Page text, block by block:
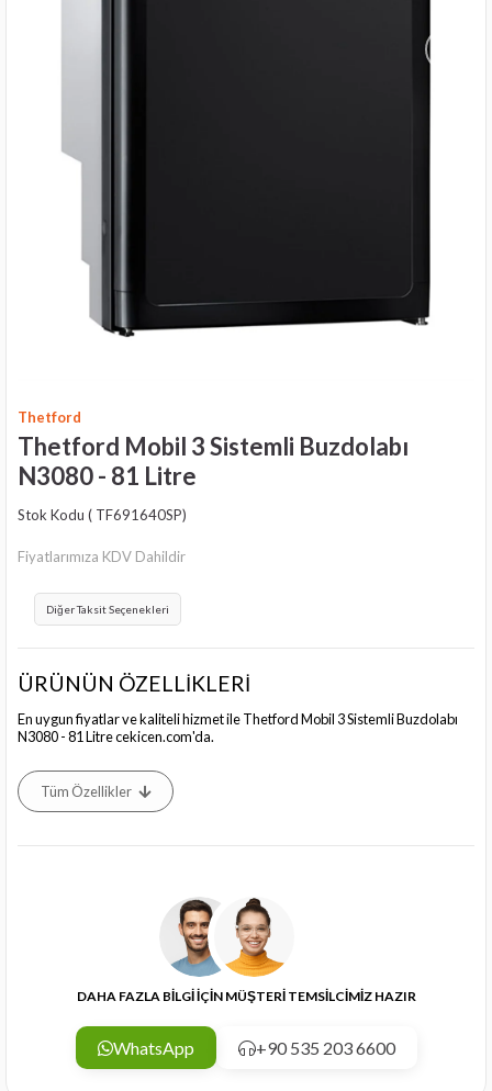
Thetford
Thetford Mobil 3 Sistemli Buzdolabı
N3080 - 81 Litre
Stok Kodu ( TF691640SP)
Fiyatlarımıza KDV Dahildir
Diğer Taksit Seçenekleri
ÜRÜNÜN ÖZELLİKLERİ
En uygun fiyatlar ve kaliteli hizmet ile Thetford Mobil 3 Sistemli Buzdolabı
N3080 - 81 Litre cekicen.com'da.
Tüm Özellikler
DAHA FAZLA BİLGİ İÇİN MÜŞTERİ TEMSİLCİMİZ HAZIR
WhatsApp +90 535 203 6600